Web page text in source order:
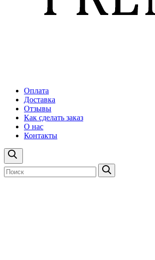
Оплата
Доставка
Отзывы
Как сделать заказ
О нас
Контакты